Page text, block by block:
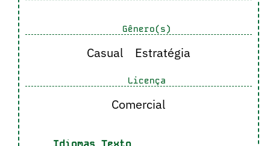
Gênero(s)
Casual Estratégia
Licença
Comercial